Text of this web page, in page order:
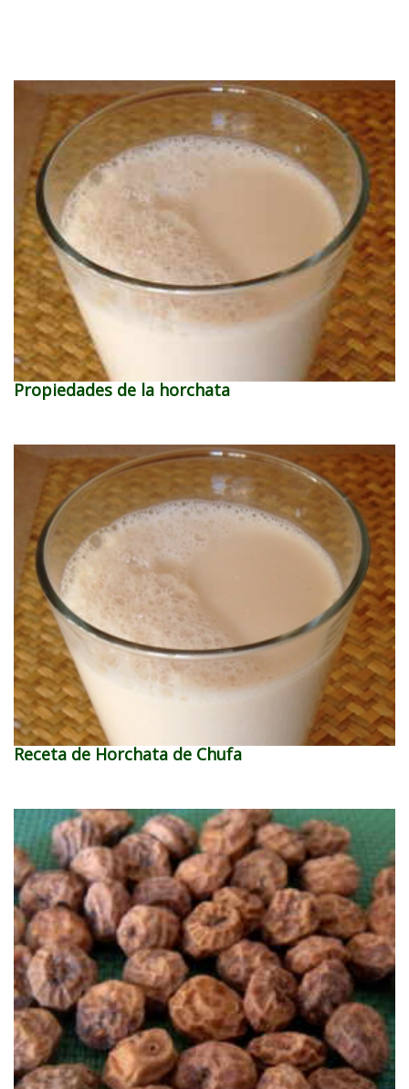
Propiedades de la horchata
Receta de Horchata de Chufa